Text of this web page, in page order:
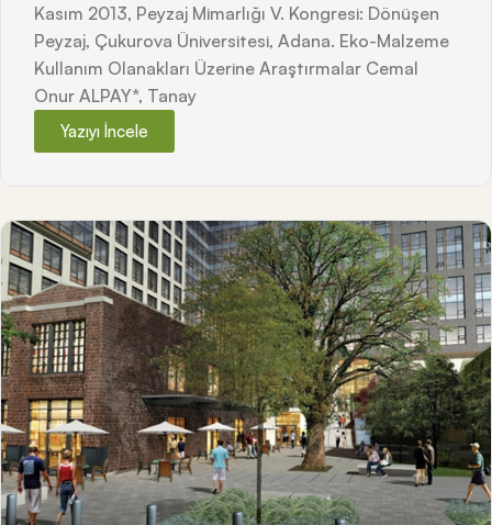
Kasım 2013, Peyzaj Mimarlığı V. Kongresi: Dönüşen
Peyzaj, Çukurova Üniversitesi, Adana. Eko-Malzeme
Kullanım Olanakları Üzerine Araştırmalar Cemal
Onur ALPAY*, Tanay
Yazıyı İncele